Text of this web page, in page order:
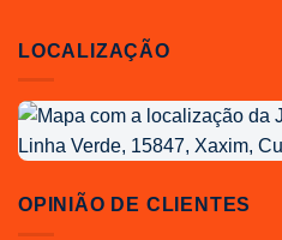
LOCALIZAÇÃO
Localização
da
Project
Brewing
OPINIÃO DE CLIENTES